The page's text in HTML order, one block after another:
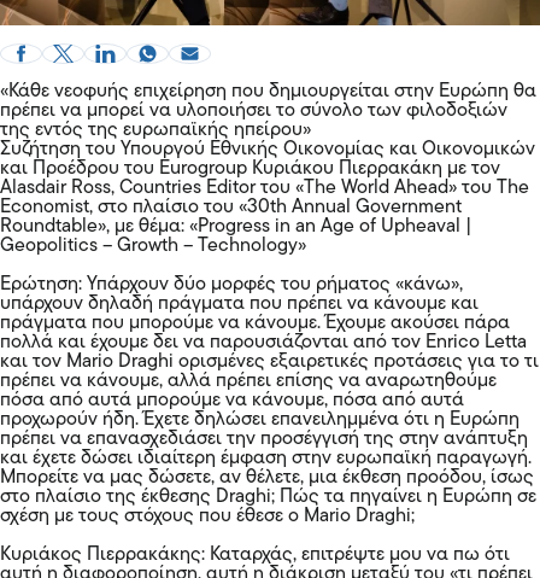
«Κάθε νεοφυής επιχείρηση που δημιουργείται στην Ευρώπη θα
πρέπει να μπορεί να υλοποιήσει το σύνολο των φιλοδοξιών
της εντός της ευρωπαϊκής ηπείρου»
Συζήτηση του Υπουργού Εθνικής Οικονομίας και Οικονομικών
και Προέδρου του Eurogroup Κυριάκου Πιερρακάκη με τον
Alasdair Ross, Countries Editor του «The World Ahead» του The
Economist, στο πλαίσιο του «30th Annual Government
Roundtable», με θέμα: «Progress in an Age of Upheaval |
Geopolitics – Growth – Technology»
Ερώτηση: Υπάρχουν δύο μορφές του ρήματος «κάνω»,
υπάρχουν δηλαδή πράγματα που πρέπει να κάνουμε και
πράγματα που μπορούμε να κάνουμε. Έχουμε ακούσει πάρα
πολλά και έχουμε δει να παρουσιάζονται από τον Enrico Letta
και τον Mario Draghi ορισμένες εξαιρετικές προτάσεις για το τι
πρέπει να κάνουμε, αλλά πρέπει επίσης να αναρωτηθούμε
πόσα από αυτά μπορούμε να κάνουμε, πόσα από αυτά
προχωρούν ήδη. Έχετε δηλώσει επανειλημμένα ότι η Ευρώπη
πρέπει να επανασχεδιάσει την προσέγγισή της στην ανάπτυξη
και έχετε δώσει ιδιαίτερη έμφαση στην ευρωπαϊκή παραγωγή.
Μπορείτε να μας δώσετε, αν θέλετε, μια έκθεση προόδου, ίσως
στο πλαίσιο της έκθεσης Draghi; Πώς τα πηγαίνει η Ευρώπη σε
σχέση με τους στόχους που έθεσε ο Mario Draghi;
Κυριάκος Πιερρακάκης: Καταρχάς, επιτρέψτε μου να πω ότι